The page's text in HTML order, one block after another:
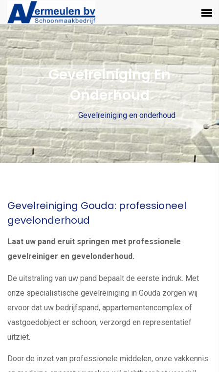
Gevelreiniging En
Onderhoud
Home Gevelreiniging en onderhoud
Gevelreiniging Gouda: professioneel
gevelonderhoud
Laat uw pand eruit springen met professionele
gevelreiniger en gevelonderhoud.
De uitstraling van uw pand bepaalt de eerste indruk. Met
onze specialistische gevelreiniging in Gouda zorgen wij
ervoor dat uw bedrijfspand, appartementencomplex of
vastgoedobject er schoon, verzorgd en representatief
uitziet.
Door de inzet van professionele middelen, onze vakkennis